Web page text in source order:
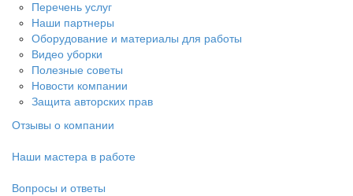
Перечень услуг
Наши партнеры
Оборудование и материалы для работы
Видео уборки
Полезные советы
Новости компании
Защита авторских прав
Отзывы о компании
Наши мастера в работе
Вопросы и ответы